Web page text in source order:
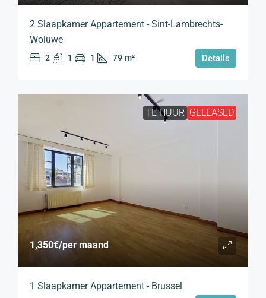
2 Slaapkamer Appartement - Sint-Lambrechts-
Woluwe
2 1 1 79 m² Details
TE HUUR GELEASED
1,350€/per maand
1 Slaapkamer Appartement - Brussel